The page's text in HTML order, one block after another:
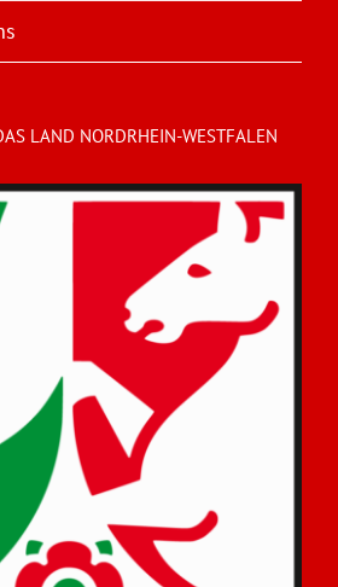
LAND NORDRHEIN-WESTFALEN